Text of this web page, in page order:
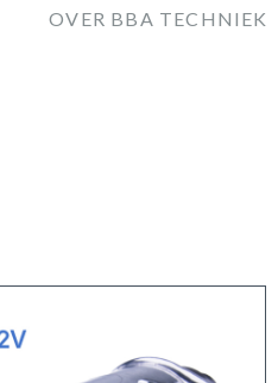
OVER BBA TECHNIEK